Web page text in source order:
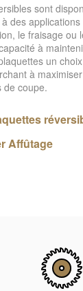
sont
des
le fraisage ou
à
un
à
de coupe.
Affûtage